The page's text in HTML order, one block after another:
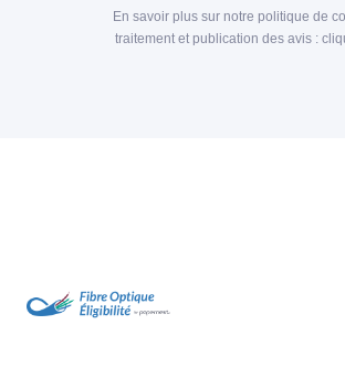
En savoir plus sur notre politique de
traitement et publication des avis :